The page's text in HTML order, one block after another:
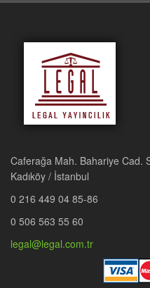
Caferağa Mah. Bahariye Cad.
Kadıköy / İstanbul
0 216 449 04 85-86
0 506 563 55 60
legal@legal.com.tr